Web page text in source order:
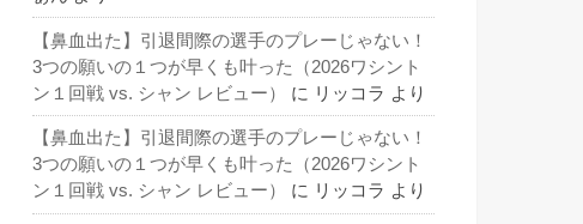
【鼻血出た】引退間際の選手のプレーじゃない！
3つの願いの１つが早くも叶った（2026ワシント
ン１回戦 vs. シャン レビュー）
に リッコラ より
【鼻血出た】引退間際の選手のプレーじゃない！
3つの願いの１つが早くも叶った（2026ワシント
ン１回戦 vs. シャン レビュー）
に リッコラ より